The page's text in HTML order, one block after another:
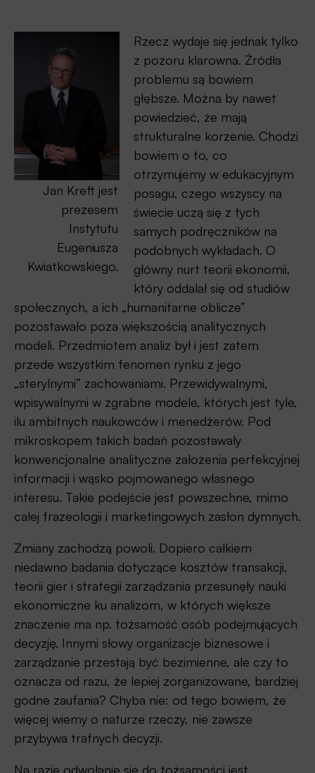
Jan Kreft jest
prezesem
Instytutu
Eugeniusza
Kwiatkowskiego.
Rzecz wydaje się jednak tylko
z pozoru klarowna. Źródła
problemu są bowiem
głębsze. Można by nawet
powiedzieć, że mają
strukturalne korzenie. Chodzi
bowiem o to, co
otrzymujemy w edukacyjnym
posagu, czego wszyscy na
świecie uczą się z tych
samych podręczników na
podobnych wykładach. O
główny nurt teorii ekonomii,
który oddalał się od studiów
społecznych, a ich „humanitarne oblicze”
pozostawało poza większością analitycznych
modeli. Przedmiotem analiz był i jest zatem
przede wszystkim fenomen rynku z jego
„sterylnymi” zachowaniami. Przewidywalnymi,
wpisywalnymi w zgrabne modele, których jest tyle,
ilu ambitnych naukowców i menedżerów. Pod
mikroskopem takich badań pozostawały
konwencjonalne analityczne założenia perfekcyjnej
informacji i wąsko pojmowanego własnego
interesu. Takie podejście jest powszechne, mimo
całej frazeologii i marketingowych zasłon dymnych.
Zmiany zachodzą powoli. Dopiero całkiem
niedawno badania dotyczące kosztów transakcji,
teorii gier i strategii zarządzania przesunęły nauki
ekonomiczne ku analizom, w których większe
znaczenie ma np. tożsamość osób podejmujących
decyzję. Innymi słowy organizacje biznesowe i
zarządzanie przestają być bezimienne, ale czy to
oznacza od razu, że lepiej zorganizowane, bardziej
godne zaufania? Chyba nie: od tego bowiem, że
więcej wiemy o naturze rzeczy, nie zawsze
przybywa trafnych decyzji.
Na razie odwołanie się do tożsamości jest